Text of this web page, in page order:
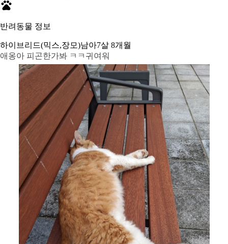
반려동물 정보
하이브리드(믹스,장모)남아7살 8개월
애옹아 피곤한가봐 ㅋㅋ귀여워